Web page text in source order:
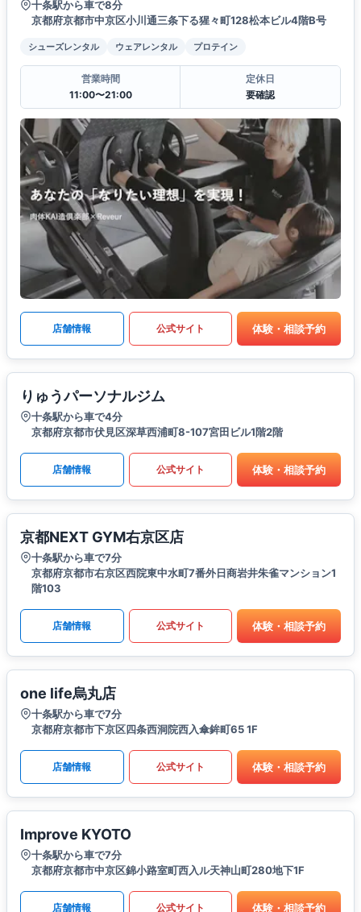
十条駅から車で8分
京都府京都市中京区小川通三条下る猩々町128松本ビル4階B号
シューズレンタル ウェアレンタル プロテイン
営業時間
11:00〜21:00
定休日
要確認
店舗情報 公式サイト 体験・相談予約
りゅうパーソナルジム
十条駅から車で4分
京都府京都市伏見区深草西浦町8-107宮田ビル1階2階
店舗情報 公式サイト 体験・相談予約
京都NEXT GYM右京区店
十条駅から車で7分
京都府京都市右京区西院東中水町7番外日商岩井朱雀マンション1
階103
店舗情報 公式サイト 体験・相談予約
one life烏丸店
十条駅から車で7分
京都府京都市下京区四条西洞院西入傘鉾町65 1F
店舗情報 公式サイト 体験・相談予約
Improve KYOTO
十条駅から車で7分
京都府京都市中京区錦小路室町西入ル天神山町280地下1F
店舗情報 公式サイト 体験・相談予約